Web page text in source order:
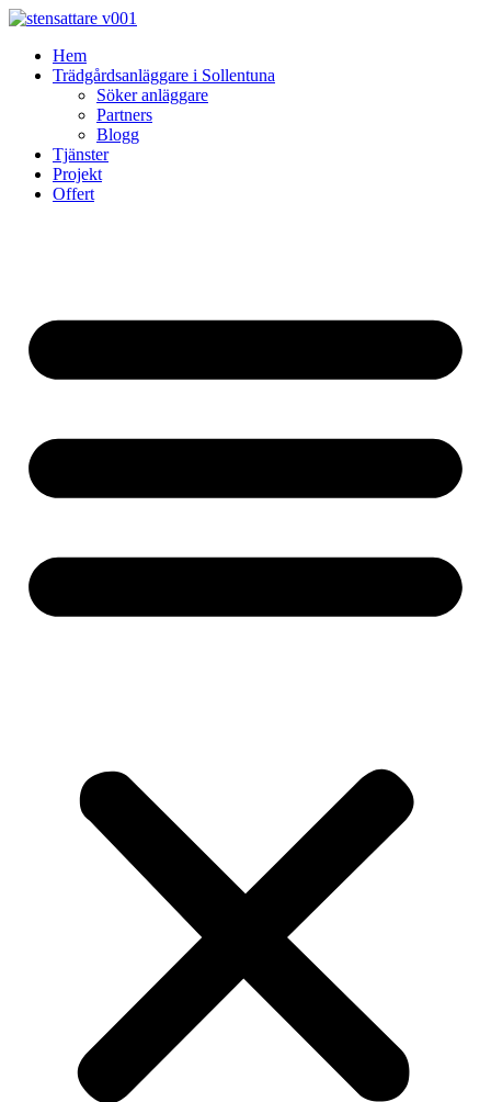
Skip
contentHem
Trädgårdsanläggare i Sollentuna
Söker anläggare
Partners
Blogg
Tjänster
Projekt
Offert